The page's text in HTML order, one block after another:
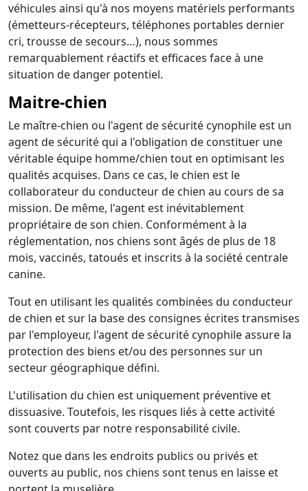
véhicules ainsi qu'à nos moyens matériels performants
(émetteurs-récepteurs, téléphones portables dernier
cri, trousse de secours…), nous sommes
remarquablement réactifs et efficaces face à une
situation de danger potentiel.
Maitre-chien
Le maître-chien ou l'agent de sécurité cynophile est un
agent de sécurité qui a l'obligation de constituer une
véritable équipe homme/chien tout en optimisant les
qualités acquises. Dans ce cas, le chien est le
collaborateur du conducteur de chien au cours de sa
mission. De même, l'agent est inévitablement
propriétaire de son chien. Conformément à la
réglementation, nos chiens sont âgés de plus de 18
mois, vaccinés, tatoués et inscrits à la société centrale
canine.
Tout en utilisant les qualités combinées du conducteur
de chien et sur la base des consignes écrites transmises
par l'employeur, l'agent de sécurité cynophile assure la
protection des biens et/ou des personnes sur un
secteur géographique défini.
L'utilisation du chien est uniquement préventive et
dissuasive. Toutefois, les risques liés à cette activité
sont couverts par notre responsabilité civile.
Notez que dans les endroits publics ou privés et
ouverts au public, nos chiens sont tenus en laisse et